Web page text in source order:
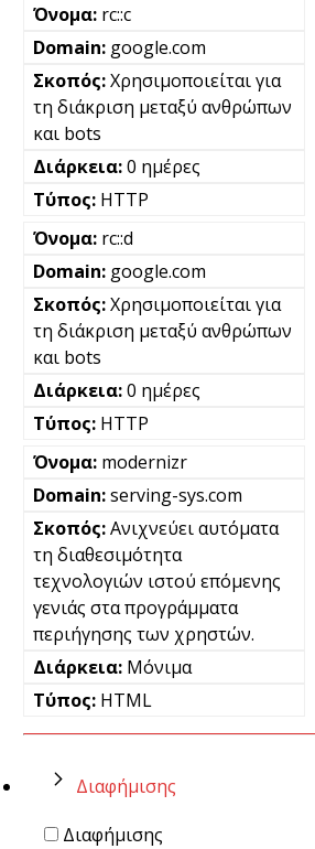
rc::c
google.com
Χρησιμοποιείται για
τη διάκριση μεταξύ ανθρώπων
και bots
0 ημέρες
HTTP
rc::d
google.com
Χρησιμοποιείται για
τη διάκριση μεταξύ ανθρώπων
και bots
0 ημέρες
HTTP
modernizr
serving-sys.com
Ανιχνεύει αυτόματα
τη διαθεσιμότητα
τεχνολογιών ιστού επόμενης
γενιάς στα προγράμματα
περιήγησης των χρηστών.
Μόνιμα
HTML
Διαφήμισης
Διαφήμισης